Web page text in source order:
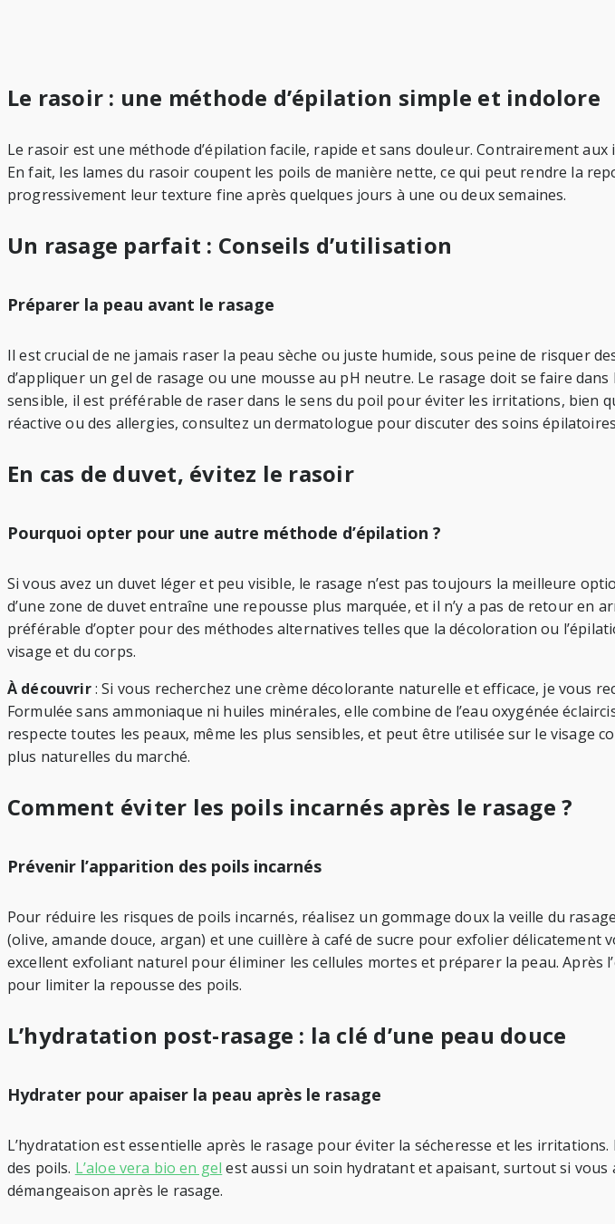
Le rasoir : une méthode d’épilation simple et indolore
Le rasoir est une méthode d’épilation facile, rapide et sans douleur. Contrairement
En fait, les lames du rasoir coupent les poils de manière nette, ce qui peut rendre la
progressivement leur texture fine après quelques jours à une ou deux semaines.
Un rasage parfait : Conseils d’utilisation
Préparer la peau avant le rasage
Il est crucial de ne jamais raser la peau sèche ou juste humide, sous peine de risquer
d’appliquer un gel de rasage ou une mousse au pH neutre. Le rasage doit se faire
sensible, il est préférable de raser dans le sens du poil pour éviter les irritations, bien
réactive ou des allergies, consultez un dermatologue pour discuter des soins
En cas de duvet, évitez le rasoir
Pourquoi opter pour une autre méthode d’épilation ?
Si vous avez un duvet léger et peu visible, le rasage n’est pas toujours la meilleure
d’une zone de duvet entraîne une repousse plus marquée, et il n’y a pas de retour en
préférable d’opter pour des méthodes alternatives telles que la décoloration ou
visage et du corps.
À découvrir: Si vous recherchez une crème décolorante naturelle et efficace, je vous
Formulée sans ammoniaque ni huiles minérales, elle combine de l’eau oxygénée
respecte toutes les peaux, même les plus sensibles, et peut être utilisée sur le visage
plus naturelles du marché.
Comment éviter les poils incarnés après le rasage ?
Prévenir l’apparition des poils incarnés
Pour réduire les risques de poils incarnés, réalisez un gommage doux la veille du
(olive, amande douce, argan) et une cuillère à café de sucre pour exfolier délicatement
excellent exfoliant naturel pour éliminer les cellules mortes et préparer la peau. Après
pour limiter la repousse des poils.
L’hydratation post-rasage : la clé d’une peau douce
Hydrater pour apaiser la peau après le rasage
L’hydratation est essentielle après le rasage pour éviter la sécheresse et les irritations.
des poils. L’aloe vera bio en gel est aussi un soin hydratant et apaisant, surtout si vous
démangeaison après le rasage.